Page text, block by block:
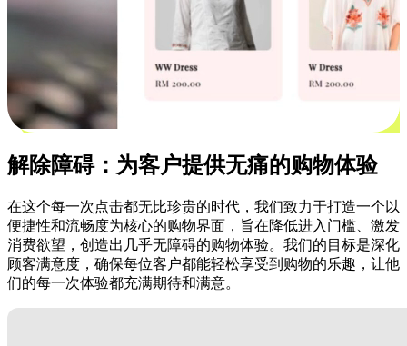
解除障碍：为客户提供无痛的购物体验
在这个每一次点击都无比珍贵的时代，我们致力于打造一个以
便捷性和流畅度为核心的购物界面，旨在降低进入门槛、激发
消费欲望，创造出几乎无障碍的购物体验。我们的目标是深化
顾客满意度，确保每位客户都能轻松享受到购物的乐趣，让他
们的每一次体验都充满期待和满意。